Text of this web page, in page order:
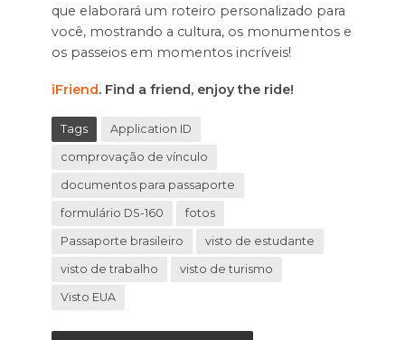
que elaborará um roteiro personalizado para
você, mostrando a cultura, os monumentos e
os passeios em momentos incríveis!
iFriend. Find a friend, enjoy the ride!
Tags Application ID
comprovação de vínculo
documentos para passaporte
formulário DS-160 fotos
Passaporte brasileiro visto de estudante
visto de trabalho visto de turismo
Visto EUA